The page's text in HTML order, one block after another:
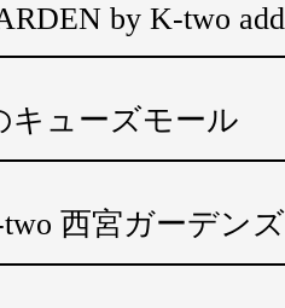
by K-two add
キューズモール
two 西宮ガーデンズ